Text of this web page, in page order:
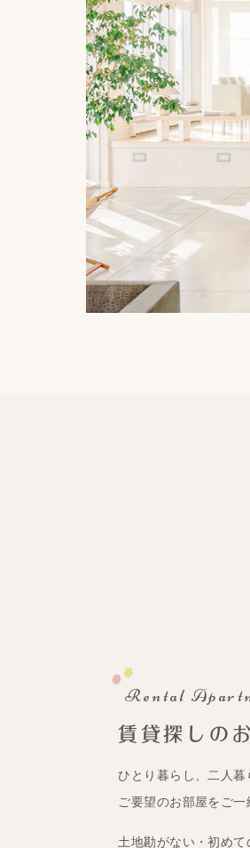
Rental
賃貸探しの
ひとり暮らし、二人暮
ご要望のお部屋をご一
土地勘がない・初め